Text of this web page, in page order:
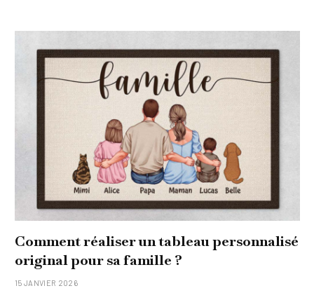
Quel soin adopter pour une peau
et lumineuse
26 NOVEMBRE 2025